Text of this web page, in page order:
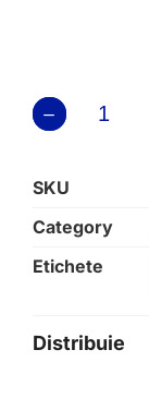
SKU
Category
Etichete
Distribuie